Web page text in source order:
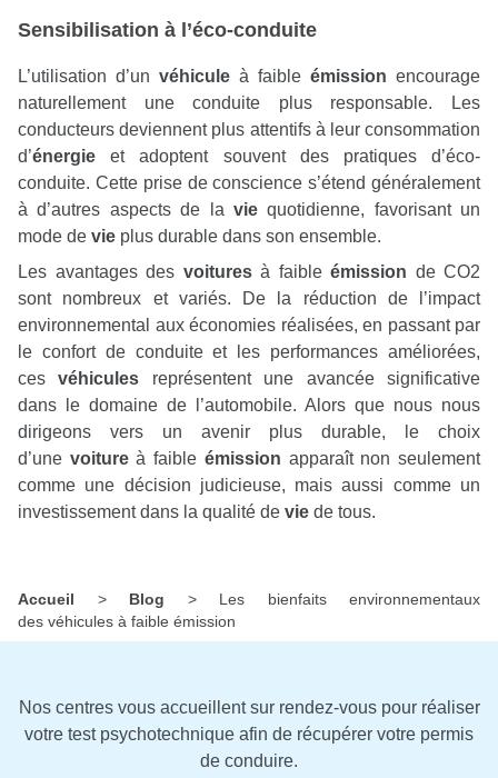
Sensibilisation à l’éco-conduite
L’utilisation d’un véhicule à faible émission encourage
naturellement une conduite plus responsable. Les
conducteurs deviennent plus attentifs à leur consommation
d’énergie et adoptent souvent des pratiques d’éco-
conduite. Cette prise de conscience s’étend généralement
à d’autres aspects de la viequotidienne, favorisant un
mode de vie plus durable dans son ensemble.
Les avantages des voituresà faible émission de CO2
sont nombreux et variés. De la réduction de l’impact
environnemental aux économies réalisées, en passant par
le confort de conduite et les performances améliorées,
cesvéhicules représentent une avancée significative
dans le domaine de l’automobile. Alors que nous nous
dirigeons vers un avenir plus durable, le choix
d’une voitureà faible émission apparaît non seulement
comme une décision judicieuse, mais aussi comme un
investissement dans la qualité de vie de tous.
Accueil > Blog > Les bienfaits environnementaux
des véhicules à faible émission
Nos centres vous accueillent sur rendez-vous pour réaliser
votre test psychotechnique afin de récupérer votre permis
de conduire.